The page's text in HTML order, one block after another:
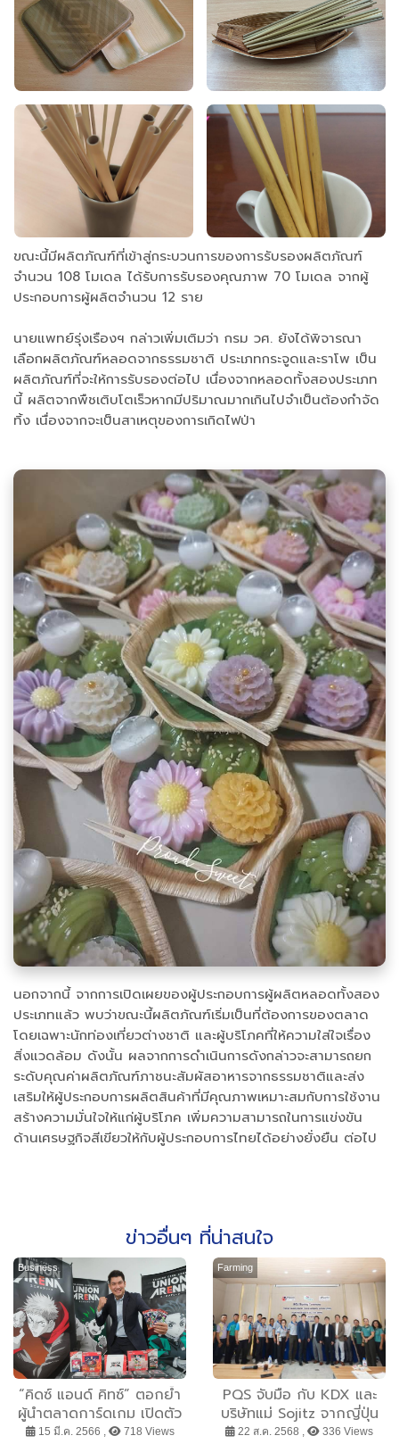
ขณะนี้มีผลิตภัณฑ์ที่เข้าสู่กระบวนการของการรับรองผลิตภัณฑ์
จำนวน 108 โมเดล ได้รับการรับรองคุณภาพ 70 โมเดล จากผู้
ประกอบการผู้ผลิตจำนวน 12 ราย
นายแพทย์รุ่งเรืองฯ กล่าวเพิ่มเติมว่า กรม วศ. ยังได้พิจารณา
เลือกผลิตภัณฑ์หลอดจากธรรมชาติ ประเภทกระจูดและราโพ เป็น
ผลิตภัณฑ์ที่จะให้การรับรองต่อไป เนื่องจากหลอดทั้งสองประเภท
นี้ ผลิตจากพืชเติบโตเร็วหากมีปริมาณมากเกินไปจำเป็นต้องกำจัด
ทิ้ง เนื่องจากจะเป็นสาเหตุของการเกิดไฟป่า
นอกจากนี้ จากการเปิดเผยของผู้ประกอบการผู้ผลิตหลอดทั้งสอง
ประเภทแล้ว พบว่าขณะนี้ผลิตภัณฑ์เริ่มเป็นที่ต้องการของตลาด
โดยเฉพาะนักท่องเที่ยวต่างชาติ และผู้บริโภคที่ให้ความใส่ใจเรื่อง
สิ่งแวดล้อม ดังนั้น ผลจากการดำเนินการดังกล่าวจะสามารถยก
ระดับคุณค่าผลิตภัณฑ์ภาชนะสัมผัสอาหารจากธรรมชาติและส่ง
เสริมให้ผู้ประกอบการผลิตสินค้าที่มีคุณภาพเหมาะสมกับการใช้งาน
สร้างความมั่นใจให้แก่ผู้บริโภค เพิ่มความสามารถในการแข่งขัน
ด้านเศรษฐกิจสีเขียวให้กับผู้ประกอบการไทยได้อย่างยั่งยืน ต่อไป
ข่าวอื่นๆ ที่น่าสนใจ
Business
“คิดซ์ แอนด์ คิทซ์” ตอกย้ำ
ผู้นำตลาดการ์ดเกม เปิดตัว
การ์ดเกม “Union Arena”
15 มี.ค. 2566 , 718 Views
Farming
PQS จับมือ กับ KDX และ
บริษัทแม่ Sojitz จากญี่ปุ่น
ปั้น ‘แป้งมันสำปะหลัง
22 ส.ค. 2568 , 336 Views